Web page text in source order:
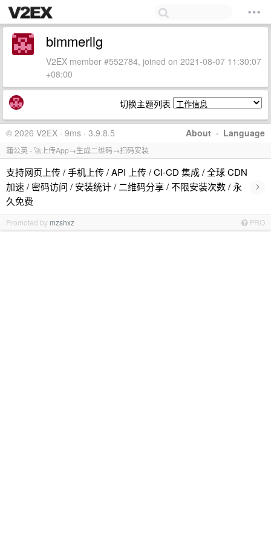
bimmerllg
V2EX member #552784, joined on 2021-08-07 11:30:07
+08:00
切换主题列表
About · Language
© 2026 V2EX · 9ms · 3.9.8.5
蒲公英 - 🚀上传App→生成二维码→扫码安装
支持网页上传 / 手机上传 / API 上传 / CI-CD 集成 / 全球 CDN
加速 / 密码访问 / 安装统计 / 二维码分享 / 不限安装次数 / 永
久免费
›
Promoted by mzshxz PRO